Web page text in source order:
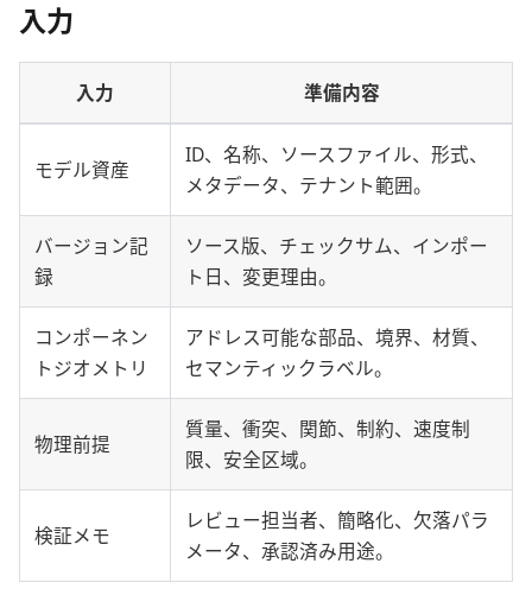
入力
入力 準備内容
モデル資産
ID、名称、ソースファイル、形式、
メタデータ、テナント範囲。
バージョン記
録
ソース版、チェックサム、インポー
ト日、変更理由。
コンポーネン
トジオメトリ
アドレス可能な部品、境界、材質、
セマンティックラベル。
物理前提
質量、衝突、関節、制約、速度制
限、安全区域。
検証メモ
レビュー担当者、簡略化、欠落パラ
メータ、承認済み用途。